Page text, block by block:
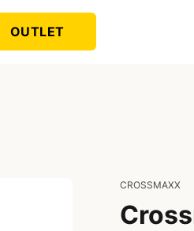
OUTLET
CROSSMAXX